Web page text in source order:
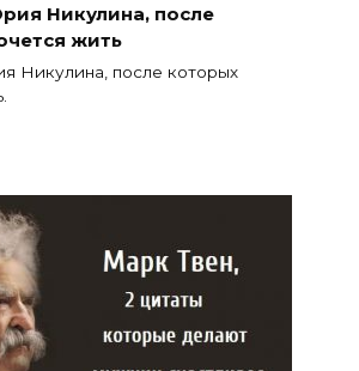
Никулина, после
жить
Никулина, после которых